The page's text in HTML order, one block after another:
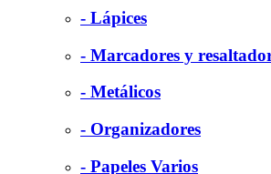
- Lápices
- Marcadores y
- Metálicos
- Organizadores
- Papeles Varios